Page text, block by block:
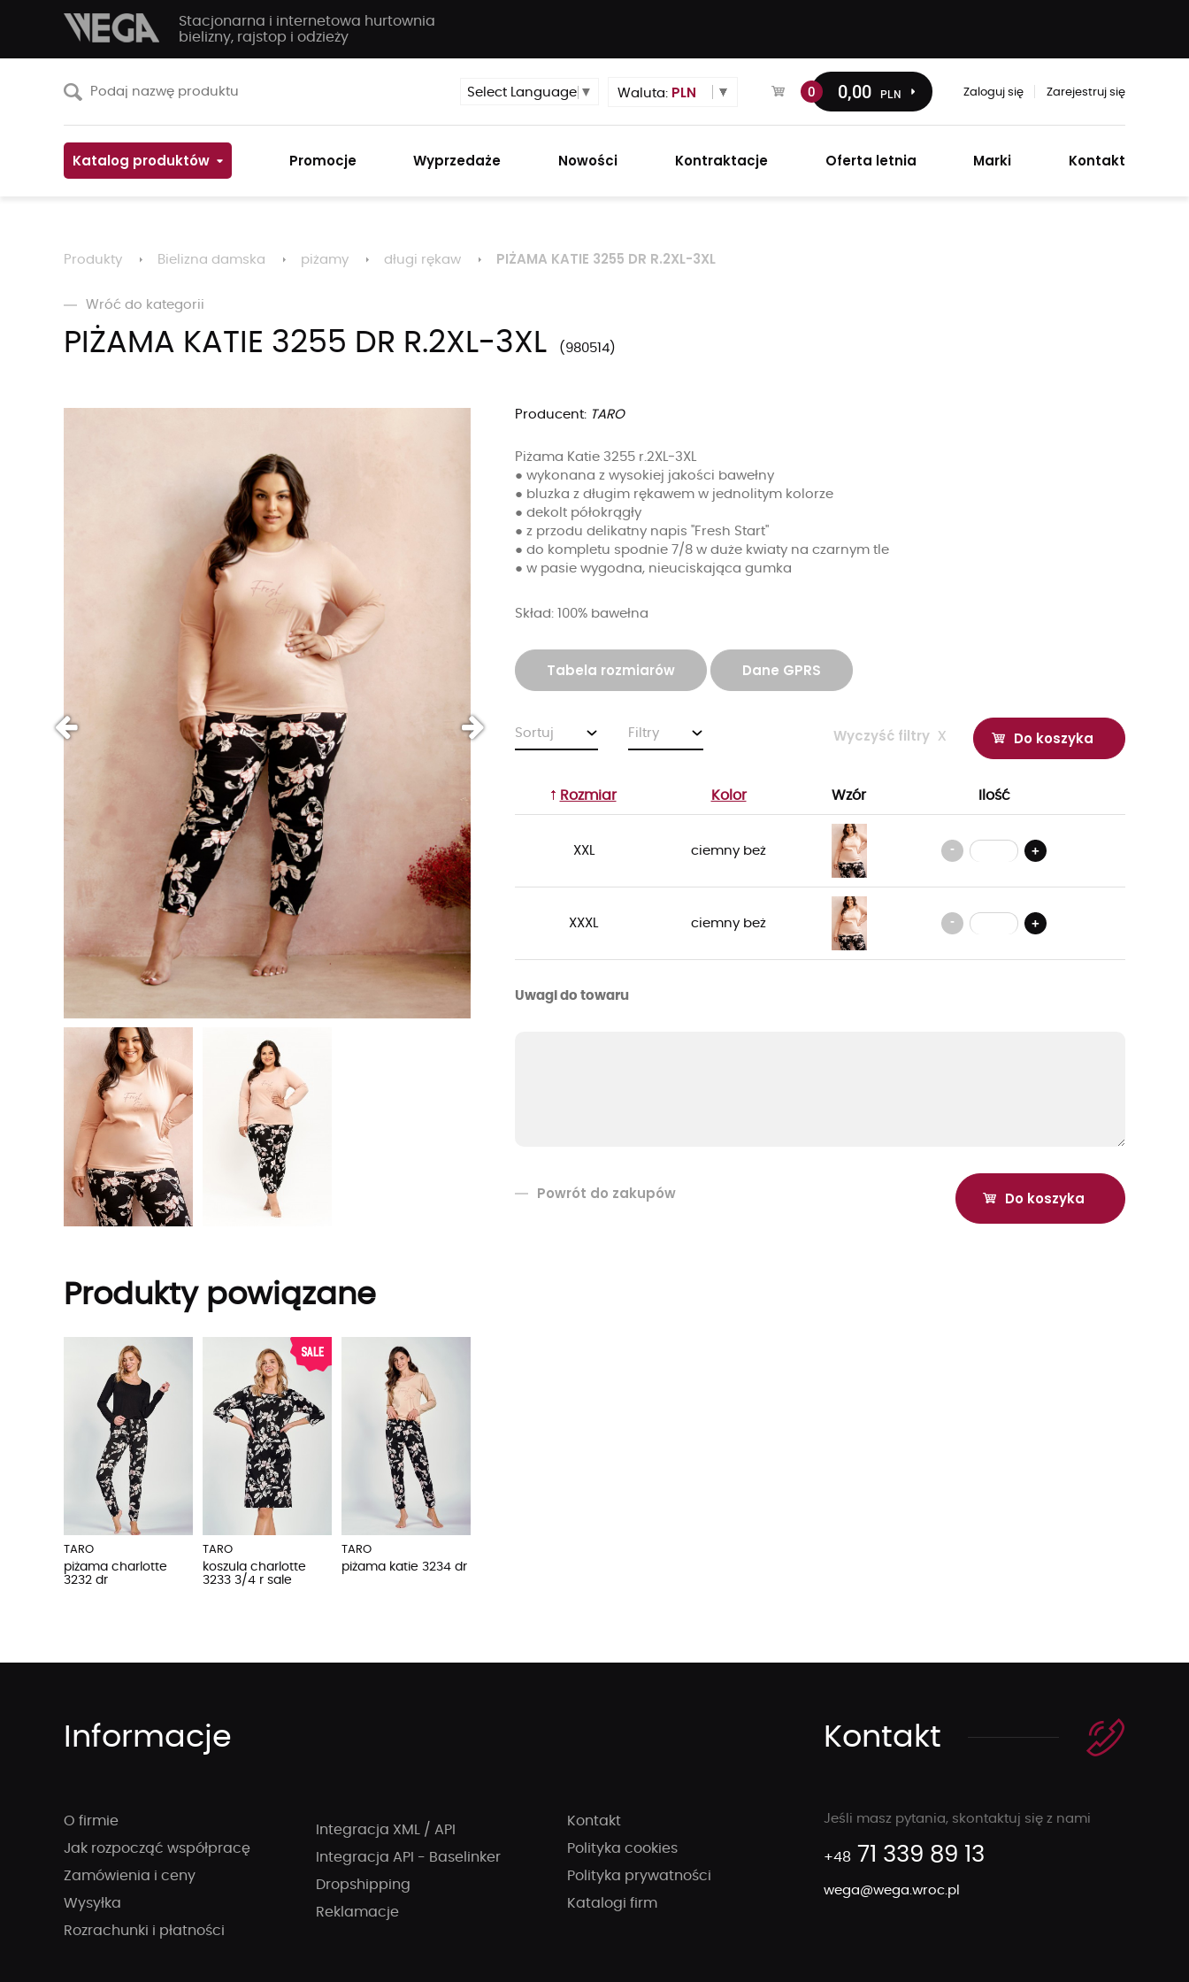
Stacjonarna i internetowa hurtownia
bielizny, rajstop i odzieży
Select Language ▼ Waluta: PLN 0 0,00 PLN Zaloguj się Zarejestruj się
Katalog produktów Promocje Wyprzedaże Nowości Kontraktacje Oferta letnia Marki Kontakt
Produkty Bielizna damska piżamy długi rękaw PIŻAMA KATIE 3255 DR R.2XL-3XL
Wróć do kategorii
PIŻAMA KATIE 3255 DR R.2XL-3XL 980514
Produkty powiązane
TARO
piżama charlotte
3232 dr
TARO
koszula charlotte
3233 3/4 r sale
TARO
piżama katie 3234 dr
Producent: TARO
Piżama Katie 3255 r.2XL-3XL
● wykonana z wysokiej jakości bawełny
● bluzka z długim rękawem w jednolitym kolorze
● dekolt półokrągły
● z przodu delikatny napis "Fresh Start"
● do kompletu spodnie 7/8 w duże kwiaty na czarnym tle
● w pasie wygodna, nieuciskająca gumka
Skład: 100% bawełna
Tabela rozmiarów Dane GPRS
Sortuj Filtry Do koszyka
Wyczyść filtry x
Rozmiar Kolor Wzór Ilość
XXL ciemny beż - +
XXXL ciemny beż - +
Uwagi do towaru
Powrót do zakupów
Informacje
O firmie
Jak rozpocząć współpracę
Zamówienia i ceny
Wysyłka
Rozrachunki i płatności
Integracja XML / API
Integracja API - Baselinker
Dropshipping
Reklamacje
Kontakt
Polityka cookies
Polityka prywatności
Katalogi firm
Kontakt
Jeśli masz pytania, skontaktuj się z nami
+48 71 339 89 13
wega@wega.wroc.pl